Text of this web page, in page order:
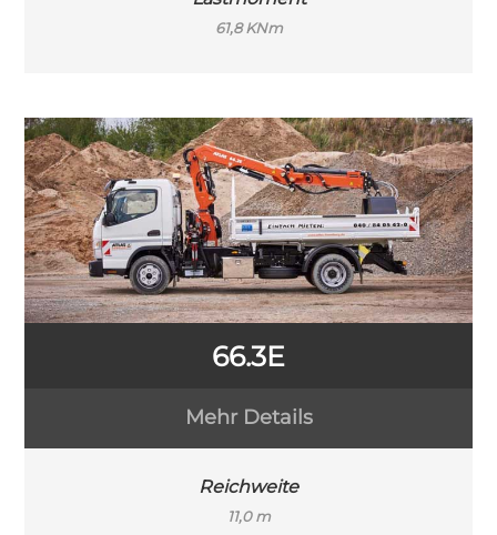
61,8 KNm
66.3E
Mehr Details
Reichweite
11,0 m